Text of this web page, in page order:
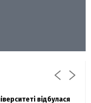
Діанов вдруге
відбулася